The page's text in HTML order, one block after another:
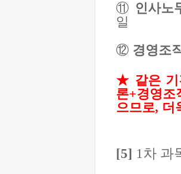
⑪ 인사노
일
⑫ 경영조
★ 같은
론+경영조
으므로, 더
[5] 1 차 과